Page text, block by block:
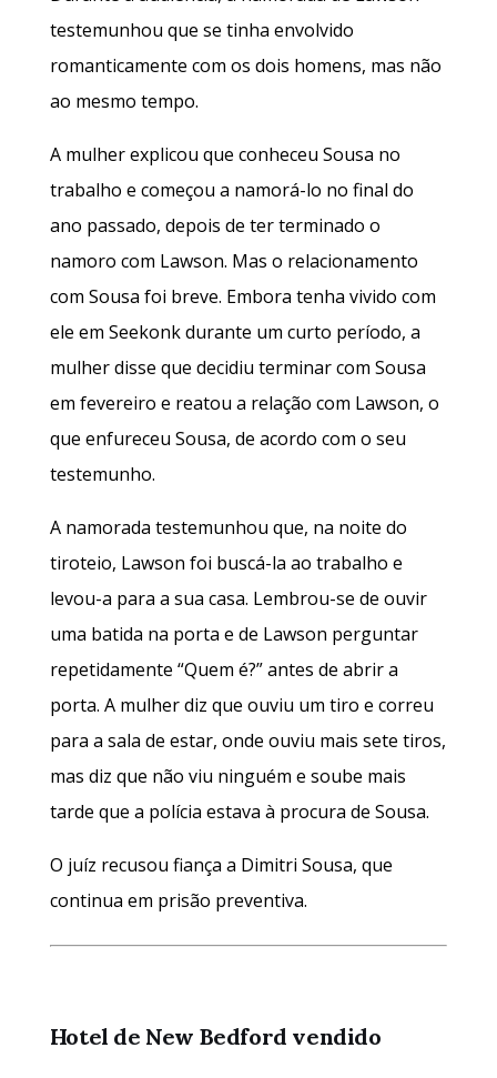
testemunhou que se tinha envolvido
romanticamente com os dois homens, mas não
ao mesmo tempo.
A mulher explicou que conheceu Sousa no
trabalho e começou a namorá-lo no final do
ano passado, depois de ter terminado o
namoro com Lawson. Mas o relacionamento
com Sousa foi breve. Embora tenha vivido com
ele em Seekonk durante um curto período, a
mulher disse que decidiu terminar com Sousa
em fevereiro e reatou a relação com Lawson, o
que enfureceu Sousa, de acordo com o seu
testemunho.
A namorada testemunhou que, na noite do
tiroteio, Lawson foi buscá-la ao trabalho e
levou-a para a sua casa. Lembrou-se de ouvir
uma batida na porta e de Lawson perguntar
repetidamente “Quem é?” antes de abrir a
porta. A mulher diz que ouviu um tiro e correu
para a sala de estar, onde ouviu mais sete tiros,
mas diz que não viu ninguém e soube mais
tarde que a polícia estava à procura de Sousa.
O juíz recusou fiança a Dimitri Sousa, que
continua em prisão preventiva.
Hotel de New Bedford vendido